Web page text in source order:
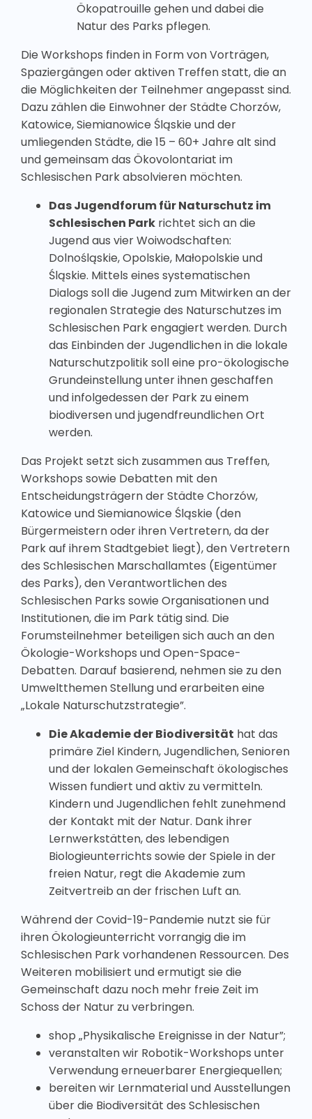
Ökopatrouille gehen und dabei die
Natur des Parks pflegen.
Die Workshops finden in Form von Vorträgen,
Spaziergängen oder aktiven Treffen statt, die an
die Möglichkeiten der Teilnehmer angepasst sind.
Dazu zählen die Einwohner der Städte Chorzów,
Katowice, Siemianowice Śląskie und der
umliegenden Städte, die 15 – 60+ Jahre alt sind
und gemeinsam das Ökovolontariat im
Schlesischen Park absolvieren möchten.
Das Jugendforum für Naturschutz im
Schlesischen Park richtet sich an die
Jugend aus vier Woiwodschaften:
Dolnośląskie, Opolskie, Małopolskie und
Śląskie. Mittels eines systematischen
Dialogs soll die Jugend zum Mitwirken an der
regionalen Strategie des Naturschutzes im
Schlesischen Park engagiert werden. Durch
das Einbinden der Jugendlichen in die lokale
Naturschutzpolitik soll eine pro-ökologische
Grundeinstellung unter ihnen geschaffen
und infolgedessen der Park zu einem
biodiversen und jugendfreundlichen Ort
werden.
Das Projekt setzt sich zusammen aus Treffen,
Workshops sowie Debatten mit den
Entscheidungsträgern der Städte Chorzów,
Katowice und Siemianowice Śląskie (den
Bürgermeistern oder ihren Vertretern, da der
Park auf ihrem Stadtgebiet liegt), den Vertretern
des Schlesischen Marschallamtes (Eigentümer
des Parks), den Verantwortlichen des
Schlesischen Parks sowie Organisationen und
Institutionen, die im Park tätig sind. Die
Forumsteilnehmer beteiligen sich auch an den
Ökologie-Workshops und Open-Space-
Debatten. Darauf basierend, nehmen sie zu den
Umweltthemen Stellung und erarbeiten eine
„Lokale Naturschutzstrategie”.
Die Akademie der Biodiversität hat das
primäre Ziel Kindern, Jugendlichen, Senioren
und der lokalen Gemeinschaft ökologisches
Wissen fundiert und aktiv zu vermitteln.
Kindern und Jugendlichen fehlt zunehmend
der Kontakt mit der Natur. Dank ihrer
Lernwerkstätten, des lebendigen
Biologieunterrichts sowie der Spiele in der
freien Natur, regt die Akademie zum
Zeitvertreib an der frischen Luft an.
Während der Covid-19-Pandemie nutzt sie für
ihren Ökologieunterricht vorrangig die im
Schlesischen Park vorhandenen Ressourcen. Des
Weiteren mobilisiert und ermutigt sie die
Gemeinschaft dazu noch mehr freie Zeit im
Schoss der Natur zu verbringen.
shop „Physikalische Ereignisse in der Natur”;
veranstalten wir Robotik-Workshops unter
Verwendung erneuerbarer Energiequellen;
bereiten wir Lernmaterial und Ausstellungen
über die Biodiversität des Schlesischen